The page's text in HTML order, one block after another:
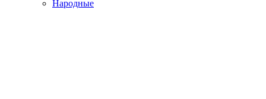
Народные